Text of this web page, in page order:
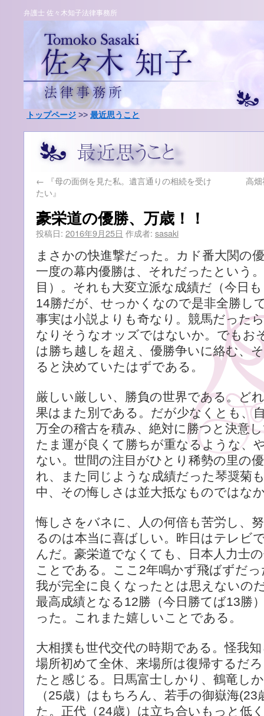
弁護士 佐々木知子法律事務所
トップページ >> 最近思うこと
← 『母の面倒を見た私。遺言通りの相続を受け
たい』
高
豪栄道の優勝、万歳！！
投稿日: 2016年9月25日 作成者: sasaki
まさかの快進撃だった。カド番大関の
一度の幕内優勝は、それだったという
目）。それも大変立派な成績だ（今日
14勝だが、せっかくなので是非全勝し
事実は小説よりも奇なり。競馬だった
なりそうなオッズではないか。でもお
は勝ち越しを超え、優勝争いに絡む、
ると決めていたはずである。
厳しい厳しい、勝負の世界である。ど
果はまた別である。だが少なくとも、
万全の稽古を積み、絶対に勝つと決意
たま運が良くて勝ちが重なるような、
ない。世間の注目がひとり稀勢の里の
れ、また同じような成績だった琴奨菊
中、その悔しさは並大抵なものではな
悔しさをバネに、人の何倍も苦労し、
るのは本当に喜ばしい。昨日はテレビ
んだ。豪栄道でなくても、日本人力士
ことである。ここ2年鳴かず飛ばずだ
我が完全に良くなったとは思えないの
最高成績となる12勝（今日勝てば13勝
った。これまた嬉しいことである。
大相撲も世代交代の時期である。怪我
場所初めて全休、来場所は復帰するだ
たと感じる。日馬富士しかり、鶴竜し
（25歳）はもちろん、若手の御嶽海
た。正代（24歳）は立ち合いもっと低